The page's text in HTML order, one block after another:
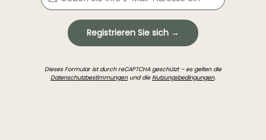
Registrieren Sie sich →
Dieses Formular ist durch reCAPTCHA geschützt – es gelten die
Datenschutzbestimmungenund dieNutzungsbedingungen.